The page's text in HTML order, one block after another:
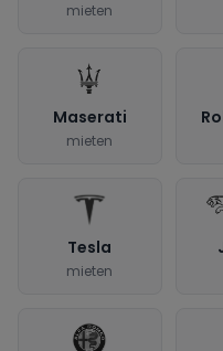
mieten
Maserati
mieten
Tesla
mieten